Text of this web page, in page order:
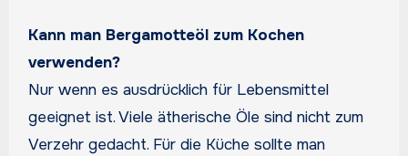
Kann man Bergamotteöl zum Kochen
verwenden?
Nur wenn es ausdrücklich für Lebensmittel
geeignet ist. Viele ätherische Öle sind nicht zum
Verzehr gedacht. Für die Küche sollte man